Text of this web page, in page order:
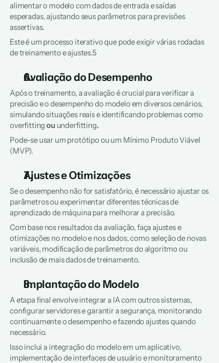
alimentar o modelo com dados de entrada e saídas
esperadas, ajustando seus parâmetros para previsões
assertivas.
Este é um processo iterativo que pode exigir várias rodadas
de treinamento e ajustes.5
Avaliação do Desempenho
Após o treinamento, a avaliação é crucial para verificar a
precisão e o desempenho do modelo em diversos cenários,
overfitting ou underfitting.
Pode-se usar um protótipo ou um Mínimo Produto Viável
(MVP).
Ajustes e Otimizações
Se o desempenho não for satisfatório, é necessário ajustar os
parâmetros ou experimentar diferentes técnicas de
aprendizado de máquina para melhorar a precisão.
Com base nos resultados da avaliação, faça ajustes e
otimizações no modelo e nos dados, como seleção de novas
variáveis, modificação de parâmetros do algoritmo ou
inclusão de mais dados de treinamento.
Implantação do Modelo
A etapa final envolve integrar a IA com outros sistemas,
configurar servidores e garantir a segurança, monitorando
continuamente o desempenho e fazendo ajustes quando
necessário.
Isso inclui a integração do modelo em um aplicativo,
implementação de interfaces de usuário e monitoramento